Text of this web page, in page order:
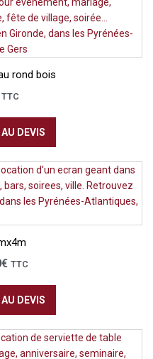
rond bois
TTC
DEVIS
€ TTC
DEVIS